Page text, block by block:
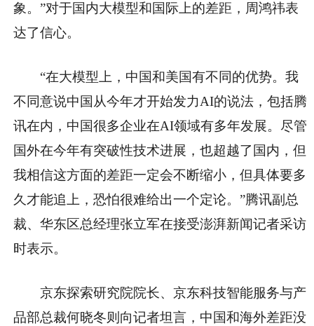
象。”对于国内大模型和国际上的差距，周鸿祎表
达了信心。
“在大模型上，中国和美国有不同的优势。我
不同意说中国从今年才开始发力AI的说法，包括腾
讯在内，中国很多企业在AI领域有多年发展。尽管
国外在今年有突破性技术进展，也超越了国内，但
我相信这方面的差距一定会不断缩小，但具体要多
久才能追上，恐怕很难给出一个定论。”腾讯副总
裁、华东区总经理张立军在接受澎湃新闻记者采访
时表示。
京东探索研究院院长、京东科技智能服务与产
品部总裁何晓冬则向记者坦言，中国和海外差距没